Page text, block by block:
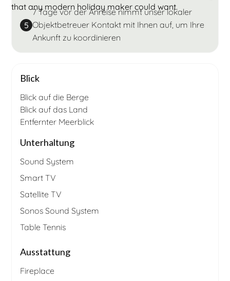
that any modern holiday maker could want.
5
7 Tage vor der Anreise nimmt unser lokaler
Objektbetreuer Kontakt mit Ihnen auf, um Ihre
Ankunft zu koordinieren
Blick
Blick auf die Berge
Blick auf das Land
Entfernter Meerblick
Unterhaltung
Sound System
Smart TV
Satellite TV
Sonos Sound System
Table Tennis
Ausstattung
Fireplace